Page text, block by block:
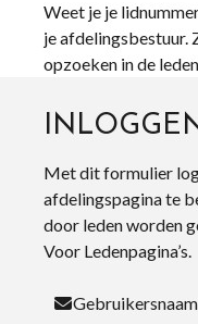
Weet je je
je afdelingsbestuur.
opzoeken in de
Met dit formulier
afdelingspagina te
door leden worden
Voor Ledenpagina’s.
Gebruikersnaam